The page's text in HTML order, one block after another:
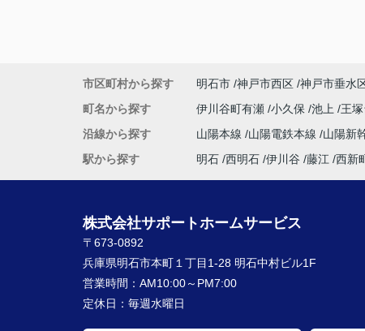
市区町村から探す 明石市 神戸市西区 神戸市垂水
町名から探す
伊川谷町有瀬 小久保 池上 王
沿線から探す
山陽本線 山陽電鉄本線 山陽新
駅から探す
明石 西明石 伊川谷 藤江 西新
株式会社サポートホームサービス
〒673-0892
兵庫県明石市本町１丁目1-28 明石中村ビル1F
営業時間： AM10:00～PM7:00
定休日： 毎週水曜日